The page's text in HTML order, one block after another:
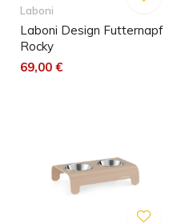
Laboni
Laboni Design Futternapf
Rocky
69,00 €